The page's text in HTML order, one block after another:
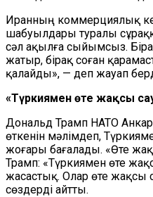
Иранның коммерциялық
шабуылдары туралы
сәл ақылға сыйымсыз.
жатыр, бірақ соған
қалайды», — деп жауап
«Түркиямен өте жақсы
Дональд Трамп НАТО
өткенін мәлімдеп,
жоғары бағалады. «Өте
Трамп: «Түркиямен өте
жасастық. Олар өте жақсы
сөздерді айтты.